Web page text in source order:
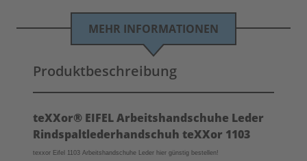
MEHR INFORMATIONEN
Produktbeschreibung
teXXor® EIFEL Arbeitshandschuhe Leder
Rindspaltlederhandschuh teXXor 1103
texxor Eifel 1103 Arbeitshandschuhe Leder hier günstig bestellen!